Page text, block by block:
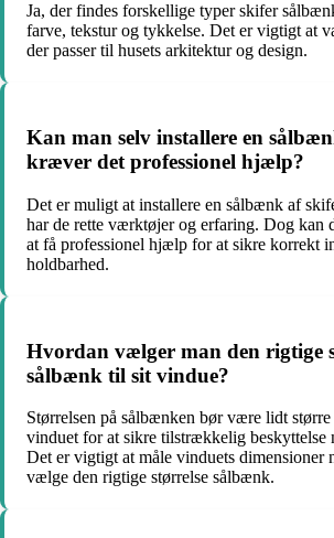
Ja, der findes forskellige typer skifer
farve, tekstur og tykkelse. Det er vigtigt at
der passer til husets arkitektur og design.
Kan man selv installere en
kræver det professionel hjælp?
Det er muligt at installere en sålbænk af
har de rette værktøjer og erfaring. Dog kan
at få professionel hjælp for at sikre korrekt
holdbarhed.
Hvordan vælger man den rigtige
sålbænk til sit vindue?
Størrelsen på sålbænken bør være lidt større
vinduet for at sikre tilstrækkelig beskyttelse
Det er vigtigt at måle vinduets dimensioner
vælge den rigtige størrelse sålbænk.